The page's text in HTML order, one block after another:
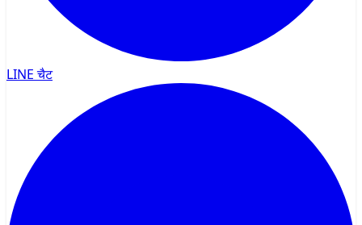
LINE चैट